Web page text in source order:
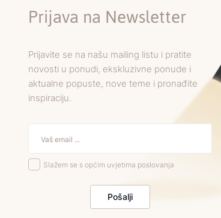
Prijava na Newsletter
Prijavite se na našu mailing listu i pratite
novosti u ponudi, ekskluzivne ponude i
aktualne popuste, nove teme i pronađite
inspiraciju.
Slažem se s općim uvjetima poslovanja
Pošalji